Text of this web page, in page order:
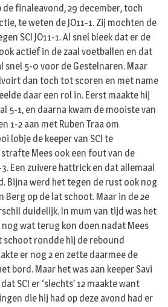
finaleavond, 29 december, toch
te weten de JO11-1. Zij mochten de
SCI JO11-1. Al snel bleek dat er de
actief in de zaal voetballen en dat
snel 5-0 voor de Gestelnaren. Maar
dan toch tot scoren en met name
daar een rol in. Eerst maakte hij
5-1, en daarna kwam de mooiste van
1-2 aan met Ruben Traa om
lobje de keeper van SCI te
Mees ook een fout van de
Een zuivere hattrick en dat allemaal
Bijna werd het tegen de rust ook nog
Berg op de lat schoot. Maar in de 2e
duidelijk. In mum van tijd was het
wat terug kon doen nadat Mees
schoot rondde hij de rebound
er nog 2 en zette daarmee de
bord. Maar het was aan keeper Savi
SCI er ‘slechts’ 12 maakte want
die hij had op deze avond had er